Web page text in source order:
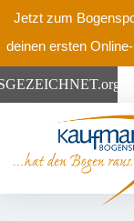
Jetzt zum
deinen ersten
.org